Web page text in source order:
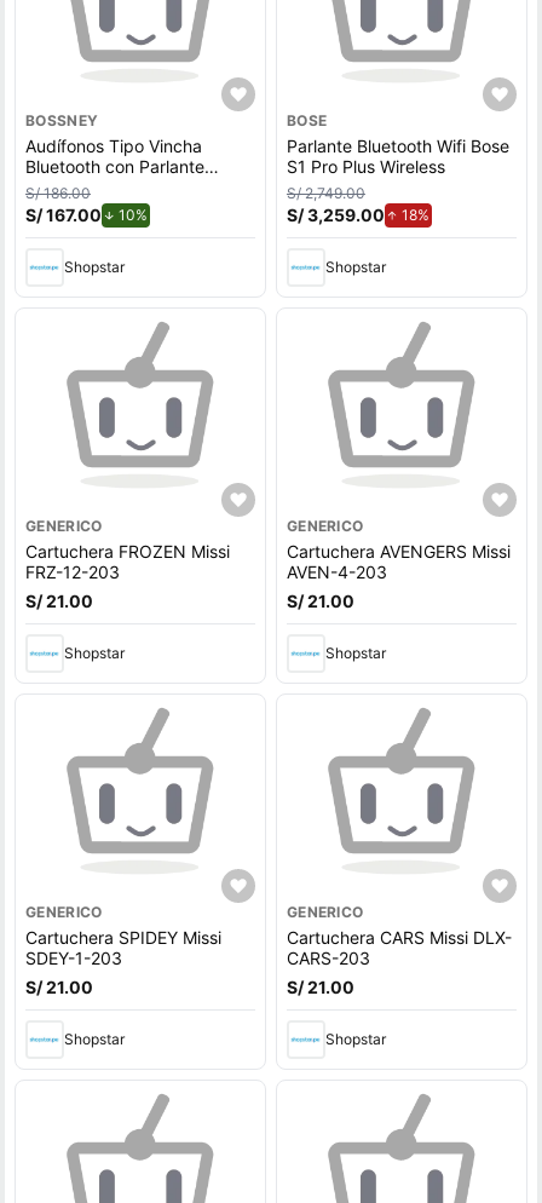
BOSSNEY
Audífonos Tipo Vincha
Bluetooth con Parlante
Incorporado y Radio 30Hrs
Bs-A1313BP Bossney
S/ 186.00
S/ 167.00 10%
Shopstar
BOSE
Parlante Bluetooth Wifi Bose
S1 Pro Plus Wireless
S/ 2,749.00
S/ 3,259.00 18%de aumento.
Shopstar
GENERICO
Cartuchera FROZEN Missi
FRZ-12-203
S/ 21.00
Shopstar
GENERICO
Cartuchera AVENGERS Missi
AVEN-4-203
S/ 21.00
Shopstar
GENERICO
Cartuchera SPIDEY Missi
SDEY-1-203
S/ 21.00
Shopstar
GENERICO
Cartuchera CARS Missi DLX-
CARS-203
S/ 21.00
Shopstar